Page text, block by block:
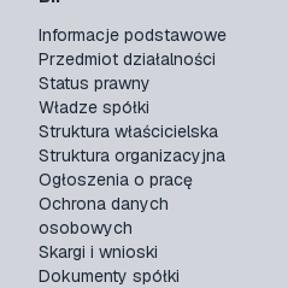
Informacje podstawowe
Przedmiot działalności
Status prawny
Władze spółki
Struktura właścicielska
Struktura organizacyjna
Ogłoszenia o pracę
Ochrona danych
osobowych
Skargi i wnioski
Dokumenty spółki